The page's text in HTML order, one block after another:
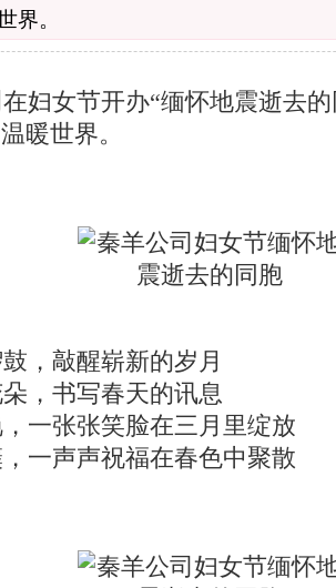
界。
在妇女节开办“缅怀地震逝去
暖世界。
，敲醒崭新的岁月
，书写春天的讯息
一张张笑脸在三月里绽放
一声声祝福在春色中聚散